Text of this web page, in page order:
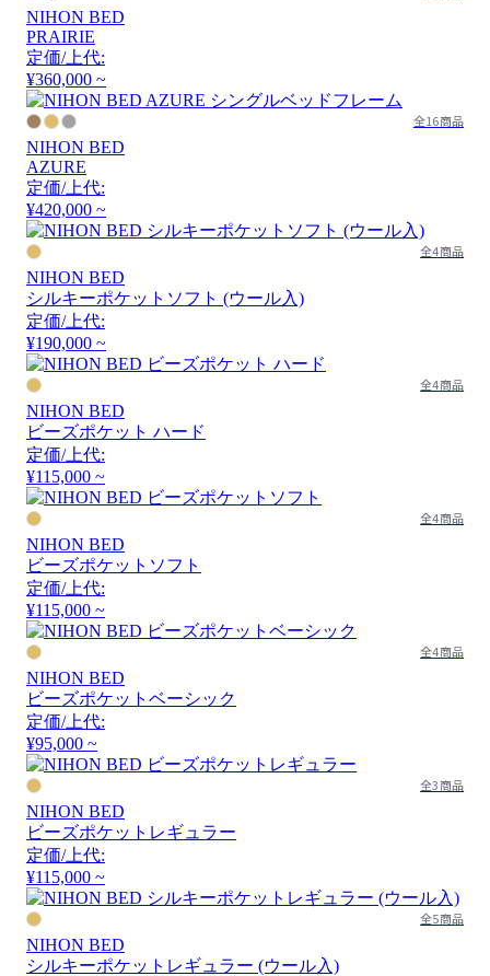
NIHON BED
PRAIRIE
定価/上代:
¥360,000 ~
全16商品
NIHON BED
AZURE
定価/上代:
¥420,000 ~
全4商品
NIHON BED
シルキーポケットソフト (ウール入)
定価/上代:
¥190,000 ~
全4商品
NIHON BED
ビーズポケット ハード
定価/上代:
¥115,000 ~
全4商品
NIHON BED
ビーズポケットソフト
定価/上代:
¥115,000 ~
全4商品
NIHON BED
ビーズポケットベーシック
定価/上代:
¥95,000 ~
全3商品
NIHON BED
ビーズポケットレギュラー
定価/上代:
¥115,000 ~
全5商品
NIHON BED
シルキーポケットレギュラー (ウール入)